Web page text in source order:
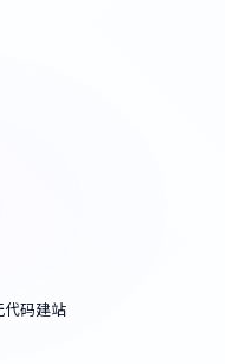
码建站